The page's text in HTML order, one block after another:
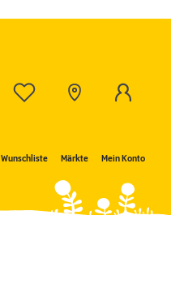
Wunschliste Märkte Mein Konto